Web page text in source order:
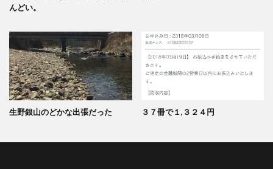
んどい。
生野銀山のどかな出張だった ３７冊で１,３２４円